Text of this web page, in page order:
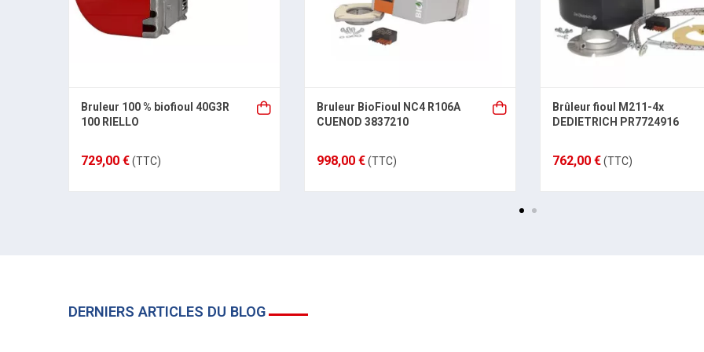
Bruleur 100 % biofioul 40G3R
100 RIELLO
729,00 €(TTC)
Bruleur BioFioul NC4 R106A
CUENOD 3837210
998,00 €(TTC)
Brûleur fioul M211-4x
DEDIETRICH PR7724916
762,00 €(TTC)
DERNIERS ARTICLES DU BLOG